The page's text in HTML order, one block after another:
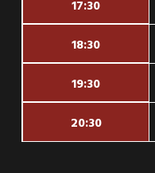
17:30
18:30
19:30
20:30